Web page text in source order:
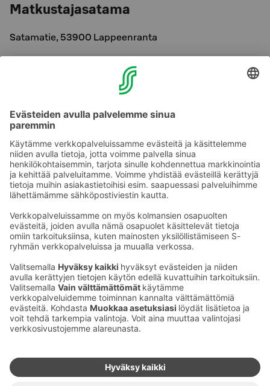
Matkustajasatama
Satamatie, 53900 Lappeenranta
Lappeenrannan satamasta on risteilyjä Saimaalla
kesäisin. Reittiliikennettä ei nykyisellään ole. Satama
sijaitsee puolen kilometrin päässä hotellistamme.
saapuessa satama-alueen alussa, satamasyvänteen
vierasvenesataman palveluista >>
.
Ota yhteyttä
Hotellien yhteystiedot
Asiakaspalvelun yhteystiedot›
Palaute
Anna palautetta
Sokos Hotels uutiskirje
Tilaa uutiskirje
Saat Sokos Hotellien uusimmat
edut ja uutiset sähköpostiisi
kuukausittain.
Palkinnot ja sertifikaatit
Sokos Hotels somessa
Sokos Hotels
Facebookissa
Sokos Hotels
Sokos
Hotels
Sokos
Hotels